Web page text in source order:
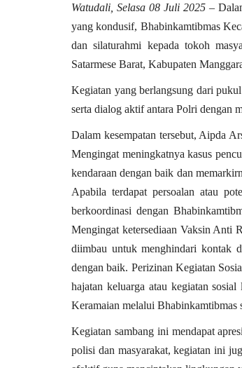
Watudali, Selasa 08 Juli 2025 –
yang kondusif, Bhabinkamtibmas
dan silaturahmi kepada tokoh
Satarmese Barat, Kabupaten
Kegiatan yang berlangsung dari
serta dialog aktif antara Polri dengan
Dalam kesempatan tersebut, Aipda
Mengingat meningkatnya kasus
kendaraan dengan baik dan
Apabila terdapat persoalan atau
berkoordinasi dengan
Mengingat ketersediaan Vaksin Anti
diimbau untuk menghindari kontak
dengan baik. Perizinan Kegiatan
hajatan keluarga atau kegiatan
Keramaian melalui Bhabinkamtibmas
Kegiatan sambang ini mendapat
polisi dan masyarakat, kegiatan ini